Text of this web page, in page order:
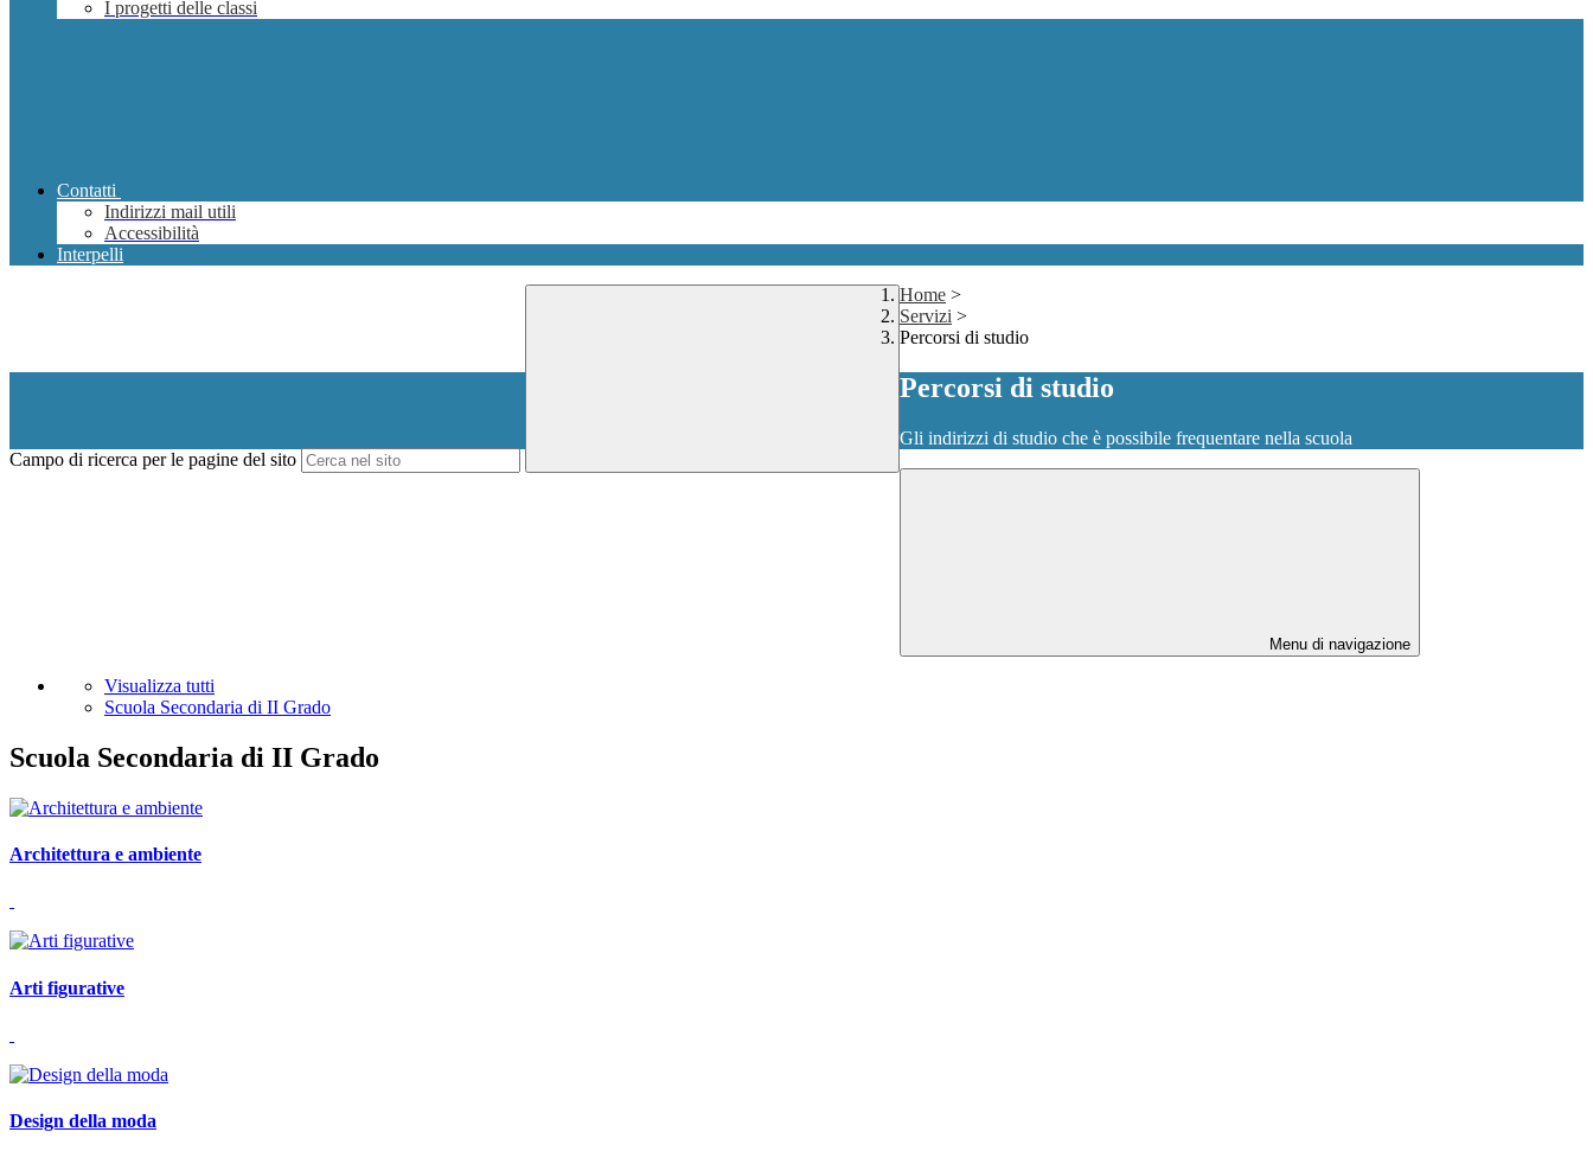
I progetti delle classi
Contatti
Indirizzi mail utili
Accessibilità
Interpelli
Campo di ricerca per le pagine del sito
Home >
Servizi >
Percorsi di studio
Percorsi di studio
Gli indirizzi di studio che è possibile frequentare nella scuola
Menu di navigazione
Visualizza tutti
Scuola Secondaria di II Grado
Scuola Secondaria di II Grado
Architettura e ambiente
Arti figurative
Design della moda